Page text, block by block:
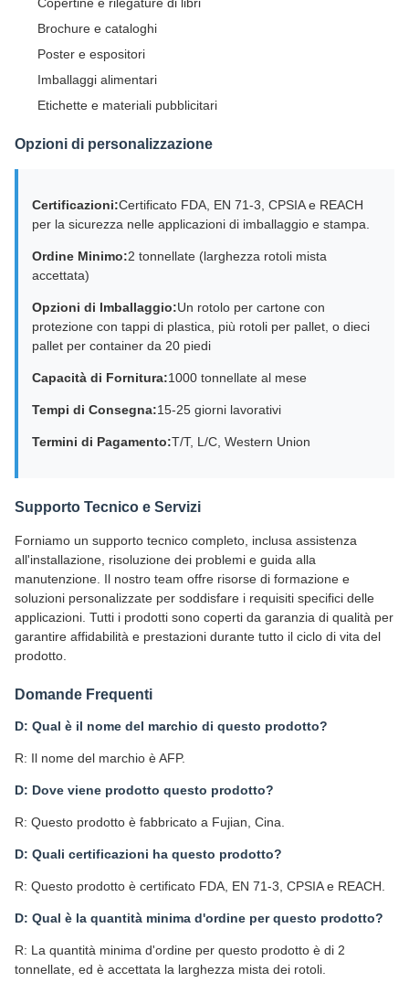
Brochure e cataloghi
Poster e espositori
Imballaggi alimentari
Etichette e materiali pubblicitari
Opzioni di personalizzazione
Certificazioni:Certificato FDA, EN 71-3, CPSIA e REACH
per la sicurezza nelle applicazioni di imballaggio e stampa.
Ordine Minimo:2 tonnellate (larghezza rotoli mista
accettata)
Opzioni di Imballaggio:Un rotolo per cartone con
protezione con tappi di plastica, più rotoli per pallet, o dieci
pallet per container da 20 piedi
Capacità di Fornitura:1000 tonnellate al mese
Tempi di Consegna:15-25 giorni lavorativi
Termini di Pagamento:T/T, L/C, Western Union
Supporto Tecnico e Servizi
Forniamo un supporto tecnico completo, inclusa assistenza
all'installazione, risoluzione dei problemi e guida alla
manutenzione. Il nostro team offre risorse di formazione e
soluzioni personalizzate per soddisfare i requisiti specifici delle
applicazioni. Tutti i prodotti sono coperti da garanzia di qualità per
garantire affidabilità e prestazioni durante tutto il ciclo di vita del
prodotto.
Domande Frequenti
D: Qual è il nome del marchio di questo prodotto?
R: Il nome del marchio è AFP.
D: Dove viene prodotto questo prodotto?
R: Questo prodotto è fabbricato a Fujian, Cina.
D: Quali certificazioni ha questo prodotto?
R: Questo prodotto è certificato FDA, EN 71-3, CPSIA e REACH.
D: Qual è la quantità minima d'ordine per questo prodotto?
R: La quantità minima d'ordine per questo prodotto è di 2
tonnellate, ed è accettata la larghezza mista dei rotoli.